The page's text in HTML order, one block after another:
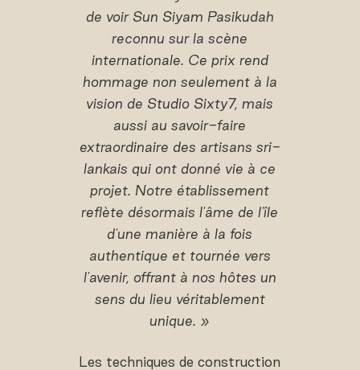
de voir Sun Siyam Pasikudah
reconnu sur la scène
internationale. Ce prix rend
hommage non seulement à la
vision de Studio Sixty7, mais
aussi au savoir-faire
extraordinaire des artisans sri-
lankais qui ont donné vie à ce
projet. Notre établissement
reflète désormais l'âme de l'île
d'une manière à la fois
authentique et tournée vers
l'avenir, offrant à nos hôtes un
sens du lieu véritablement
unique. »
Les techniques de construction